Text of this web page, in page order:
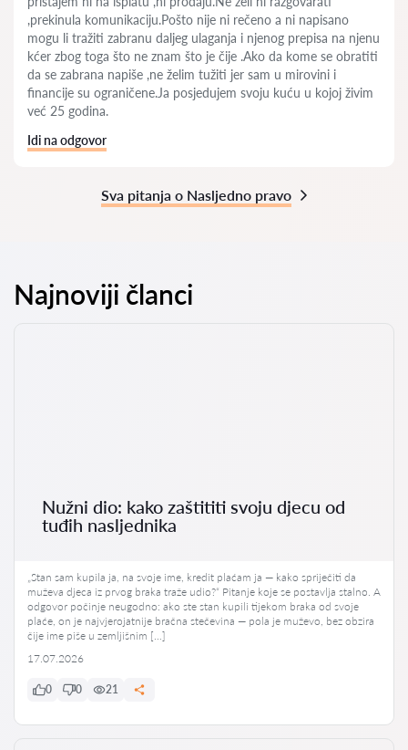
,prekinula komunikaciju.Pošto nije ni rečeno a ni napisano
mogu li tražiti zabranu daljeg ulaganja i njenog prepisa na njenu
kćer zbog toga što ne znam što je čije .Ako da kome se obratiti
da se zabrana napiše ,ne želim tužiti jer sam u mirovini i
financije su ograničene.Ja posjedujem svoju kuću u kojoj živim
već 25 godina.
Idi na odgovor
Sva pitanja o Nasljedno pravo
Najnoviji članci
Nužni dio: kako zaštititi svoju djecu od
tuđih nasljednika
„Stan sam kupila ja, na svoje ime, kredit plaćam ja — kako spriječiti da
muževa djeca iz prvog braka traže udio?“ Pitanje koje se postavlja stalno. A
odgovor počinje neugodno: ako ste stan kupili tijekom braka od svoje
plaće, on je najvjerojatnije bračna stečevina — pola je muževo, bez obzira
čije ime piše u zemljišnim […]
17.07.2026
0 0 21